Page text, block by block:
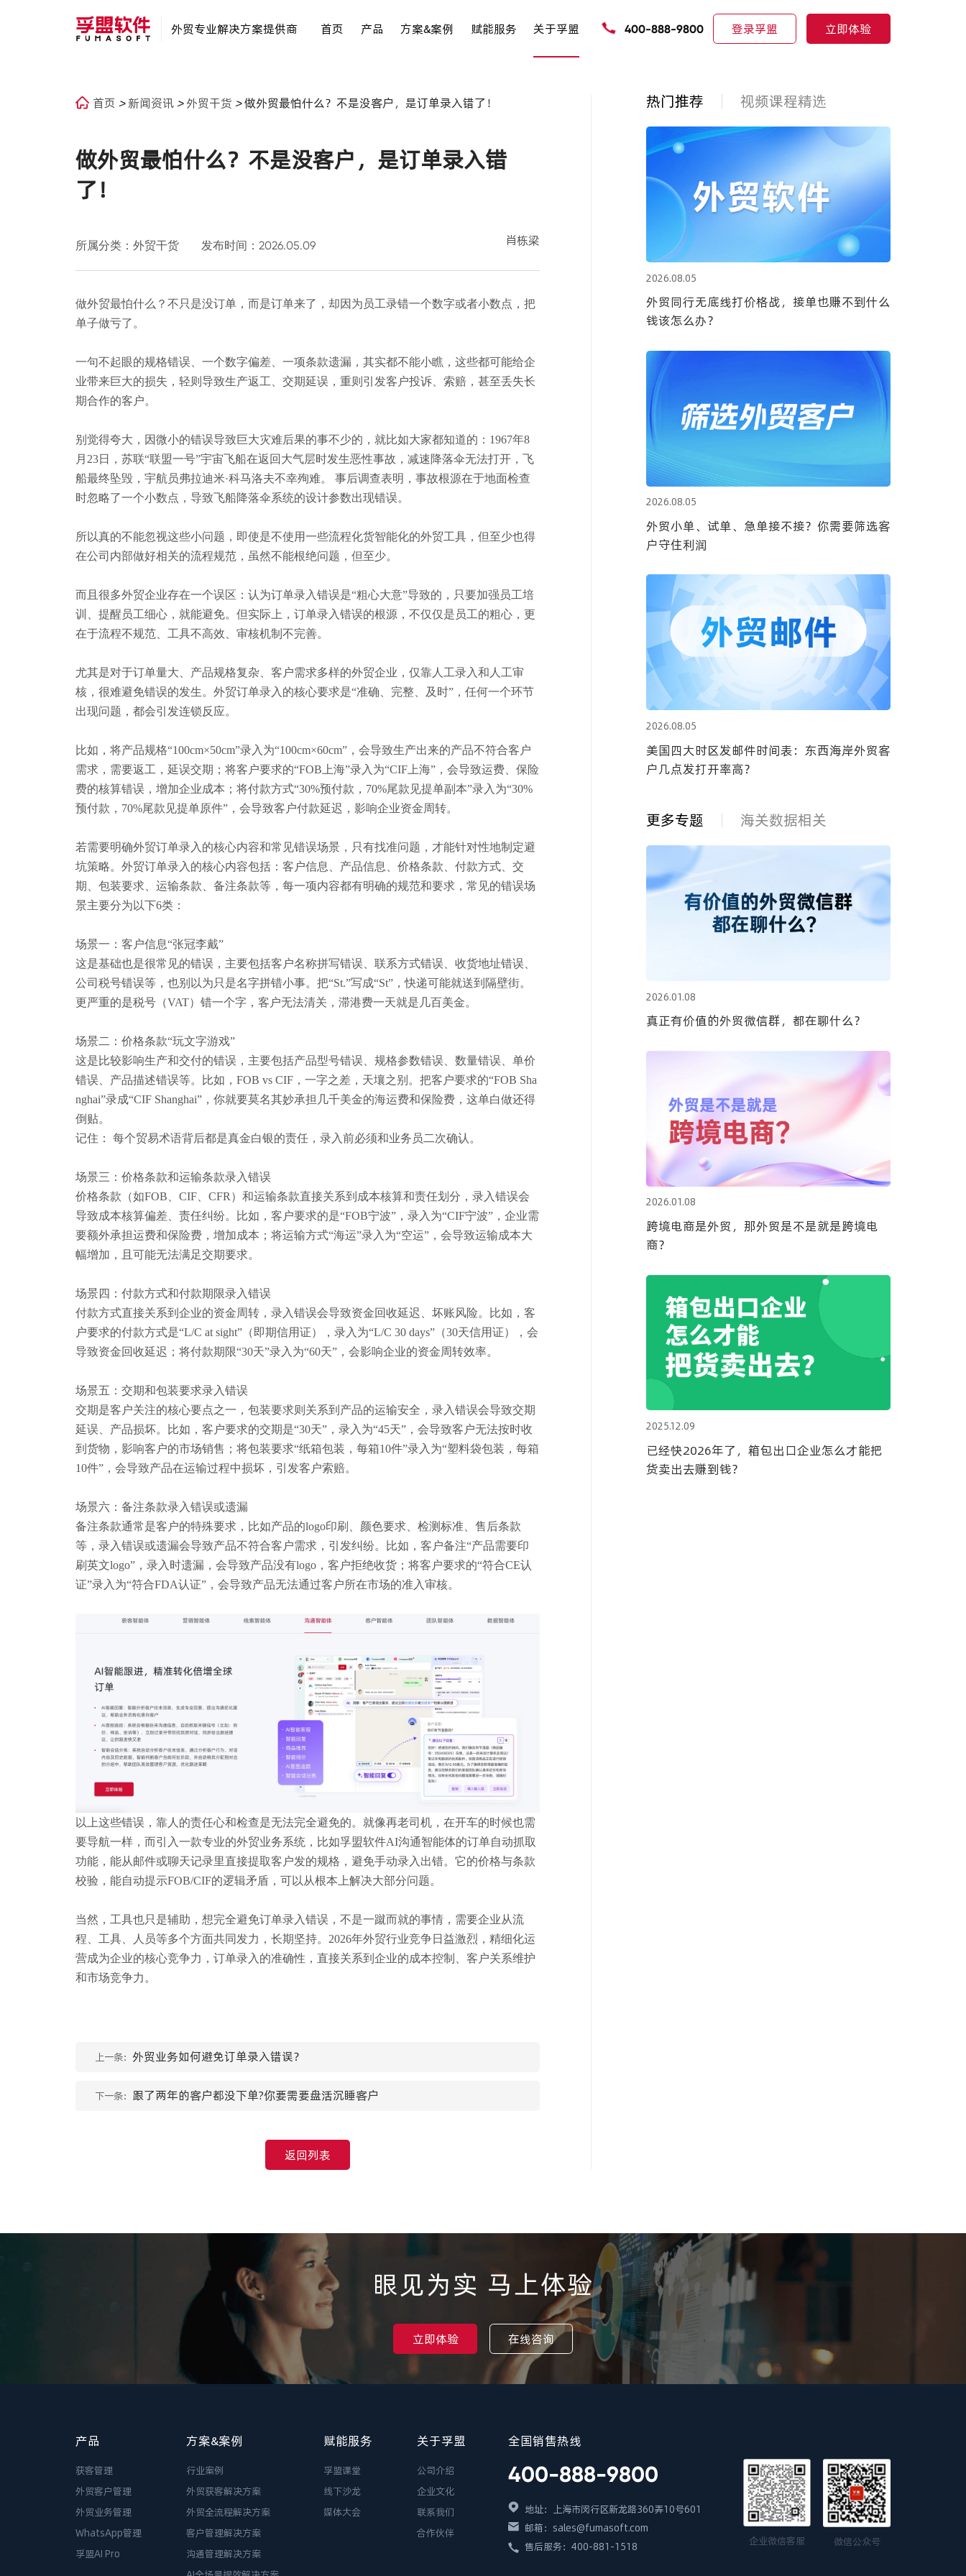
外贸专业解决方案提供商 首页 产品 方案&案例 赋能服务 关于孚盟 400-888-9800 登录孚盟 立即体验
首页 > 新闻资讯 > 外贸干货 >做外贸最怕什么？不是没客户，是订单录入错了！
做外贸最怕什么？不是没客户，是订单录入错
了！
所属分类：外贸干货 发布时间：2026.05.09 肖栋梁
做外贸最怕什么？不 只 是没订单， 而是订单来了，却因为 员工录错一个数字或者小数点 ，把
单子做亏了。
一句不起眼的规格错误、一个数字偏差、一项条款遗漏， 其实都不能小瞧，这些都可能给企
业带来巨大的损失 ， 轻则导致生产返工、交期延误，重则引发客户投诉、索赔，甚至丢失长
期合作的客户。
别觉得夸大，因微小的错误导致巨大灾难后果的事不少的，就比如大家都知道的： 1967年8
月23日，苏联“联盟一号”宇宙飞船在返回大气层时发生恶性事故，减速降落伞无法打开，飞
船最终坠毁，宇航员弗拉迪米·科马洛夫不幸殉难。‌‌ 事后调查表明，事故根源在于地面检查
时忽略了一个小数点，导致飞船降落伞系统的设计参数出现错误。‌‌
所以真的不能忽视这些小问题，即使是不使用一些流程化货智能化的外贸工具，但至少也得
在公司内部做好相关的流程规范，虽然不能根绝问题，但至少。
而且 很多外贸企业存在一个误区：认为订单录入错误是“粗心大意”导致的，只要加强员工培
训、提醒员工细心，就能避免。但实际上，订单录入错误的根源，不仅仅是员工的粗心，更
在于流程不规范、工具不高效、审核机制不完善。
尤其是对于订单量大、产品规格复杂、客户需求多样的外贸企业，仅靠人工录入和人工审
核，很难避免错误的发生。外贸订单录入的核心要求是“准确、完整、及时”，任何一个环节
出现问题，都会引发连锁反应。
比如，将产品规格“100cm×50cm”录入为“100cm×60cm”，会导致生产出来的产品不符合客户
需求，需要返工，延误交期；将客户要求的“FOB上海”录入为“CIF上海”，会导致运费、保险
费的核算错误，增加企业成本；将付款方式“30%预付款，70%尾款见提单副本”录入为“30%
预付款，70%尾款见提单原件”，会导致客户付款延迟，影响企业资金周转。
若需要明确外贸订单录入的核心内容和常见错误场景，只有找准问题，才能针对性地制定避
坑策略。外贸订单录入的核心内容包括：客户信息、产品信息、价格条款、付款方式、交
期、包装要求、运输条款、备注条款等，每一项内容都有明确的规范和要求，常见的错误场
景主要分为以下6类：
场景一：客户信息“张冠李戴”
这是基础也是很常见的错误，主要包括客户名称拼写错误、联系方式错误、收货地址错误、
公司税号错误等， 也别以为只是名字拼错小事。把“St.”写成“St”，快递可能就送到隔壁街。
更严重的是税号（VAT）错一个字，客户无法清关，滞港费一天就是几百美金。
场景二：价格条款“玩文字游戏”
这是比较影响生产和交付的错误，主要包括产品型号错误、规格参数错误、数量错误、单价
错误、产品描述错误等。比如， FOB vs CIF，一字之差，天壤之别。把客户要求的“FOB Sha
nghai”录成“CIF Shanghai”，你就要莫名其妙承担几千美金的海运费和保险费，这单白做还得
倒贴。
记住：
每个贸易术语背后都是真金白银的责任，录入前必须和业务员二次确认。
场景三：价格条款和运输条款录入错误
价格条款（如FOB、CIF、CFR）和运输条款直接关系到成本核算和责任划分，录入错误会
导致成本核算偏差、责任纠纷。比如，客户要求的是“FOB宁波”，录入为“CIF宁波”，企业需
要额外承担运费和保险费，增加成本；将运输方式“海运”录入为“空运”，会导致运输成本大
幅增加，且可能无法满足交期要求。
场景四：付款方式和付款期限录入错误
付款方式直接关系到企业的资金周转，录入错误会导致资金回收延迟、坏账风险。比如，客
户要求的付款方式是“L/C at sight”（即期信用证），录入为“L/C 30 days”（30天信用证），会
导致资金回收延迟；将付款期限“30天”录入为“60天”，会影响企业的资金周转效率。
场景五：交期和包装要求录入错误
交期是客户关注的核心要点之一，包装要求则关系到产品的运输安全，录入错误会导致交期
延误、产品损坏。比如，客户要求的交期是“30天”，录入为“45天”，会导致客户无法按时收
到货物，影响客户的市场销售；将包装要求“纸箱包装，每箱10件”录入为“塑料袋包装，每箱
10件”，会导致产品在运输过程中损坏，引发客户索赔。
场景六：备注条款录入错误或遗漏
备注条款通常是客户的特殊要求，比如产品的logo印刷、颜色要求、检测标准、售后条款
等，录入错误或遗漏会导致产品不符合客户需求，引发纠纷。比如，客户备注“产品需要印
刷英文logo”，录入时遗漏，会导致产品没有logo，客户拒绝收货；将客户要求的“符合CE认
证”录入为“符合FDA认证”，会导致产品无法通过客户所在市场的准入审核。
以上这些错误，靠人的责任心和检查是无法完全避免的。就像再老司机，在开车的时候也需
要导航一样， 而引入一款专业的外贸业务系统，比如孚盟软件AI沟通智能体的订单自动抓取
功能，能从邮件或聊天记录里直接提取客户发的规格，避免手动录入出错。它的价格与条款
校验，能自动提示FOB/CIF的逻辑矛盾，可以从根本上解决大部分问题。
当然，工具也只是辅助 ， 想完全避免订单录入错误，不是一蹴而就的事情，需要企业从流
程、工具、人员等多个方面共同发力，长期坚持。 2026年外贸行业竞争日益激烈，精细化运
营成为企业的核心竞争力，订单录入的准确性，直接关系到企业的成本控制、客户关系维护
和市场竞争力。
上一条： 外贸业务如何避免订单录入错误？
下一条： 跟了两年的客户都没下单?你要需要盘活沉睡客户
返回列表
热门推荐 视频课程精选
2026.08.05
外贸同行无底线打价格战，接单也赚不到什么
钱该怎么办？
2026.08.05
外贸小单、试单、急单接不接？你需要筛选客
户守住利润
2026.08.05
美国四大时区发邮件时间表：东西海岸外贸客
户几点发打开率高？
更多专题 海关数据相关
2026.01.08
真正有价值的外贸微信群，都在聊什么？
2026.01.08
跨境电商是外贸，那外贸是不是就是跨境电
商？
2025.12.09
已经快2026年了，箱包出口企业怎么才能把
货卖出去赚到钱？
眼见为实 马上体验
立即体验 在线咨询
产品
获客管理
外贸客户管理
外贸业务管理
WhatsApp管理
孚盟AI Pro
方案&案例
行业案例
外贸获客解决方案
外贸全流程解决方案
客户管理解决方案
沟通管理解决方案
赋能服务
孚盟课堂
线下沙龙
媒体大会
关于孚盟
公司介绍
企业文化
联系我们
合作伙伴
全国销售热线
400-888-9800
地址：上海市闵行区新龙路360弄10号601
邮箱：sales@fumasoft.com
售后服务：400-881-1518
企业微信客服 微信公众号